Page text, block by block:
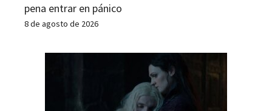
pena entrar en pánico
8 de agosto de 2026